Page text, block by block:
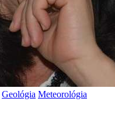
Geológia Meteorológia